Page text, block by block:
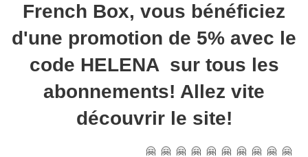
French Box, vous bénéficiez
d'une promotion de 5% avec le
code HELENA sur tous les
abonnements! Allez vite
découvrir le site!
🤗 🤗 🤗 🤗 🤗 🤗 🤗 🤗 🤗 🤗